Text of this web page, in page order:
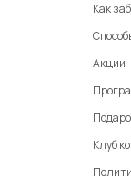
Как
Акции
Клуб